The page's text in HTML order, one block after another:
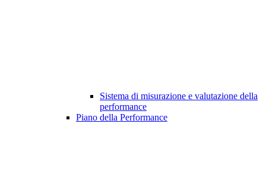
Sistema di misurazione e valutazione della
performance
Piano della Performance